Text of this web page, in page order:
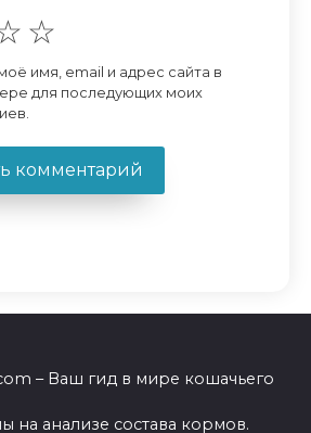
имя, email и адрес сайта в
для последующих моих
– Ваш гид в мире кошачьего
на анализе состава кормов.